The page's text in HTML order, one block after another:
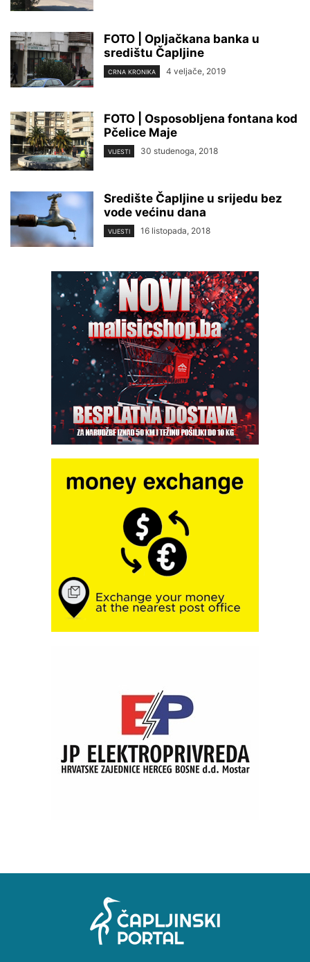
FOTO | Opljačkana banka u
središtu Čapljine
CRNA KRONIKA 4 veljače, 2019
FOTO | Osposobljena fontana kod
Pčelice Maje
VIJESTI 30 studenoga, 2018
Središte Čapljine u srijedu bez
vode većinu dana
VIJESTI 16 listopada, 2018